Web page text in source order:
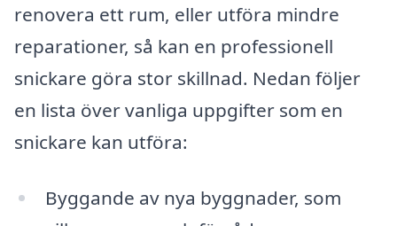
renovera ett rum, eller utföra mindre
reparationer, så kan en professionell
snickare göra stor skillnad. Nedan följer
en lista över vanliga uppgifter som en
snickare kan utföra:
Byggande av nya byggnader, som